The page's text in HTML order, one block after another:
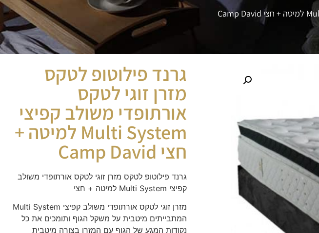
גרנד פילוטופ לטקס
מזרן זוגי לטקס
אורתופדי משולב קפיצי
Multi System למיטה +
חצי Camp David
גרנד פילוטופ לטקס מזרן זוגי לטקס אורתופדי משולב
קפיצי Multi System למיטה + חצי
מזרן זוגי לטקס אורתופדי משולב קפיצי Multi System
המתבייתים מיטבית על משקל הגוף ותומכים את כל
נקודות המגע של הגוף עם המזרן בצורה מיטבית